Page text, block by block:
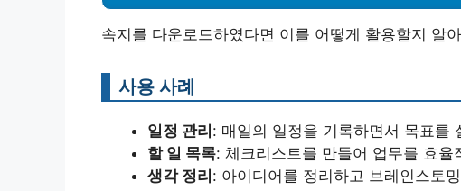
속지를 다운로드하였다면 이를 어떻게 활용할지 알
사용 사례
일정 관리: 매일의 일정을 기록하면서 목표를
할 일 목록: 체크리스트를 만들어 업무를 효율
생각 정리: 아이디어를 정리하고 브레인스토